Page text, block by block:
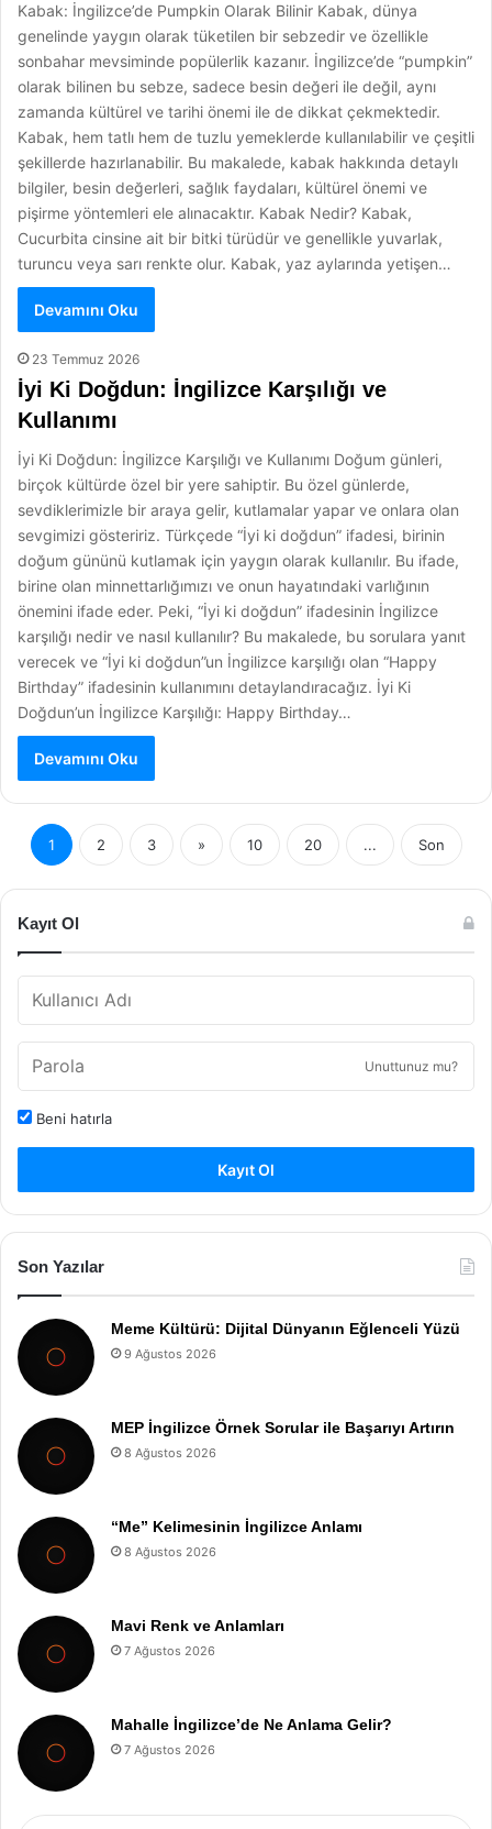
Kabak: İngilizce’de Pumpkin Olarak Bilinir Kabak, dünya
genelinde yaygın olarak tüketilen bir sebzedir ve özellikle
sonbahar mevsiminde popülerlik kazanır. İngilizce’de “pumpkin”
olarak bilinen bu sebze, sadece besin değeri ile değil, aynı
zamanda kültürel ve tarihi önemi ile de dikkat çekmektedir.
Kabak, hem tatlı hem de tuzlu yemeklerde kullanılabilir ve çeşitli
şekillerde hazırlanabilir. Bu makalede, kabak hakkında detaylı
bilgiler, besin değerleri, sağlık faydaları, kültürel önemi ve
pişirme yöntemleri ele alınacaktır. Kabak Nedir? Kabak,
Cucurbita cinsine ait bir bitki türüdür ve genellikle yuvarlak,
turuncu veya sarı renkte olur. Kabak, yaz aylarında yetişen…
Devamını Oku
23 Temmuz 2026
İyi Ki Doğdun: İngilizce Karşılığı ve
Kullanımı
İyi Ki Doğdun: İngilizce Karşılığı ve Kullanımı Doğum günleri,
birçok kültürde özel bir yere sahiptir. Bu özel günlerde,
sevdiklerimizle bir araya gelir, kutlamalar yapar ve onlara olan
sevgimizi gösteririz. Türkçede “İyi ki doğdun” ifadesi, birinin
doğum gününü kutlamak için yaygın olarak kullanılır. Bu ifade,
birine olan minnettarlığımızı ve onun hayatındaki varlığının
önemini ifade eder. Peki, “İyi ki doğdun” ifadesinin İngilizce
karşılığı nedir ve nasıl kullanılır? Bu makalede, bu sorulara yanıt
verecek ve “İyi ki doğdun”un İngilizce karşılığı olan “Happy
Birthday” ifadesinin kullanımını detaylandıracağız. İyi Ki
Doğdun’un İngilizce Karşılığı: Happy Birthday…
Devamını Oku
1 2 3 » 10 20 ... Son
Kayıt Ol
Unuttunuz mu?
Beni hatırla
Kayıt Ol
Son Yazılar
Meme Kültürü: Dijital Dünyanın Eğlenceli Yüzü
9 Ağustos 2026
MEP İngilizce Örnek Sorular ile Başarıyı Artırın
8 Ağustos 2026
“Me” Kelimesinin İngilizce Anlamı
8 Ağustos 2026
Mavi Renk ve Anlamları
7 Ağustos 2026
Mahalle İngilizce’de Ne Anlama Gelir?
7 Ağustos 2026